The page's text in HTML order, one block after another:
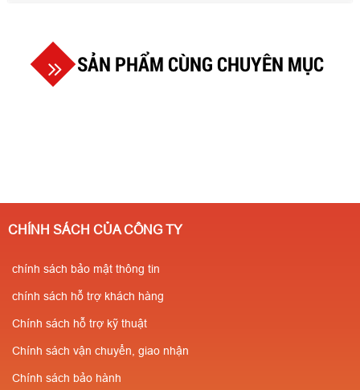
SẢN PHẨM CÙNG CHUYÊN MỤC
CHÍNH SÁCH CỦA CÔNG TY
chính sách bảo mật thông tin
chính sách hỗ trợ khách hàng
Chính sách hỗ trợ kỹ thuật
Chính sách vận chuyển, giao nhận
Chính sách bảo hành